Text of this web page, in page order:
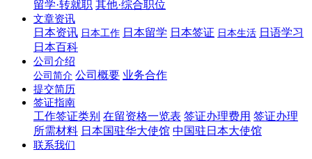
留学·转就职 其他·综合职位
文章资讯
日本资讯 日本工作 日本留学 日本签证 日本生活 日语学习
日本百科
公司介绍
公司简介 公司概要 业务合作
提交简历
签证指南
工作签证类别 在留资格一览表 签证办理费用 签证办理
所需材料 日本国驻华大使馆 中国驻日本大使馆
联系我们